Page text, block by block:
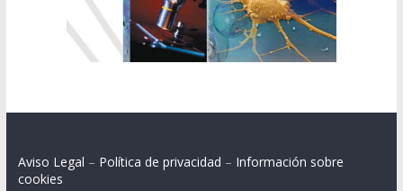
Aviso Legal – Política de privacidad – Información sobre
cookies